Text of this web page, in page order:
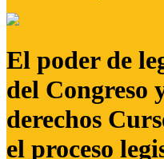
El poder de
del Congreso
derechos
el proceso